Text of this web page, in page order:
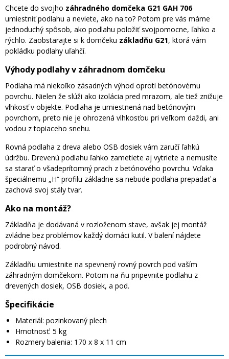
Chcete do svojho záhradného domčeka G21 GAH 706
umiestniť podlahu a neviete, ako na to? Potom pre vás máme
jednoduchý spôsob, ako podlahu položiť svojpomocne, ľahko a
rýchlo. Zaobstarajte si k domčeku základňu G21, ktorá vám
pokládku podlahy uľahčí.
Výhody podlahy v záhradnom domčeku
Podlaha má niekoľko zásadných výhod oproti betónovému
povrchu. Nielen že slúži ako izolácia pred mrazom, ale tiež znižuje
vlhkosť v objekte. Podlaha je umiestnená nad betónovým
povrchom, preto nie je ohrozená vlhkosťou pri veľkom daždi, ani
vodou z topiaceho snehu.
Rovná podlaha z dreva alebo OSB dosiek vám zaručí ľahkú
údržbu. Drevenú podlahu ľahko zametiete aj vytriete a nemusíte
sa starať o všadeprítomný prach z betónového povrchu. Vďaka
špeciálnemu „H“ profilu základne sa nebude podlaha prepadať a
zachová svoj stály tvar.
Ako na montáž?
Základňa je dodávaná v rozloženom stave, avšak jej montáž
zvládne bez problémov každý domáci kutil. V balení nájdete
podrobný návod.
Základňu umiestnite na spevnený rovný povrch pod vaším
záhradným domčekom. Potom na ňu pripevnite podlahu z
drevených dosiek, OSB dosiek, a pod.
Špecifikácie
Materiál: pozinkovaný plech
Hmotnosť: 5 kg
Rozmery balenia: 170 x 8 x 11 cm